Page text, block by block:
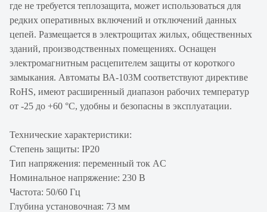
где не требуется теплозащита, может использоваться для
редких оперативных включений и отключений данных
цепей. Размещается в электрощитах жилых, общественных
зданий, производственных помещениях. Оснащен
электромагнитным расцепителем защиты от короткого
замыкания. Автоматы ВА-103М соответствуют директиве
RoHS, имеют расширенный диапазон рабочих температур
от -25 до +60 °C, удобны и безопасны в эксплуатации.
Технические характеристики:
Степень защиты: IP20
Тип напряжения: переменный ток AC
Номинальное напряжение: 230 В
Частота: 50/60 Гц
Глубина установочная: 73 мм